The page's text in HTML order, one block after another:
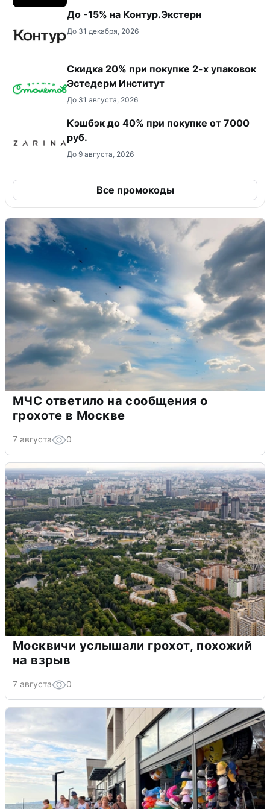
До -15% на Контур.Экстерн
До 31 декабря, 2026
Скидка 20% при покупке 2-х упаковок
Эстедерм Институт
До 31 августа, 2026
Кэшбэк до 40% при покупке от 7000
руб.
До 9 августа, 2026
Все промокоды
МЧС ответило на сообщения о
грохоте в Москве
7 августа 0
Москвичи услышали грохот, похожий
на взрыв
7 августа 0